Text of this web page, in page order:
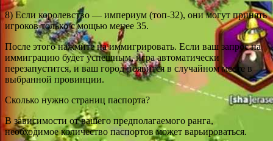
8) Если королевство — империум (топ-32), они могут принять
игроков только с мощью менее 35.
После этого нажмите на иммигрировать. Если ваш запрос на
иммиграцию будет успешным, игра автоматически
перезапустится, и ваш город появится в случайном месте в
выбранной провинции.
Сколько нужно страниц паспорта?
В зависимости от вашего предполагаемого ранга,
необходимое количество паспортов может варьироваться.